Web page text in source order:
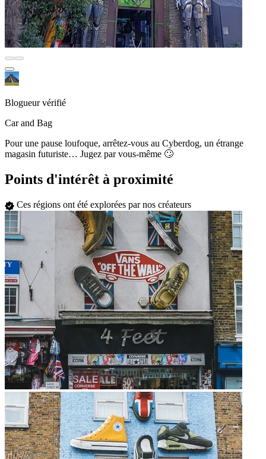
Blogueur vérifié
Car and Bag
Pour une pause loufoque, arrêtez-vous au Cyberdog, un étrange
magasin futuriste… Jugez par vous-même 🙄
Points d'intérêt à proximité
Ces régions ont été explorées par nos créateurs